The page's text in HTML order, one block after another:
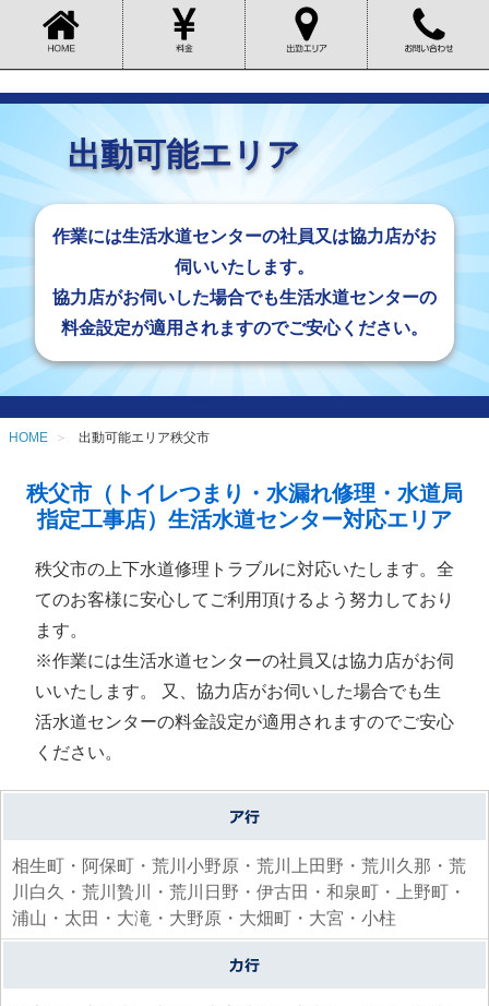
出動可能エリア
作業には生活水道センターの社員又は協力店がお
伺いいたします。
協力店がお伺いした場合でも生活水道センターの
料金設定が適用されますのでご安心ください。
HOME 出動可能エリア秩父市
秩父市（トイレつまり・水漏れ修理・水道局
指定工事店）生活水道センター対応エリア
秩父市の上下水道修理トラブルに対応いたします。全
てのお客様に安心してご利用頂けるよう努力しており
ます。
※作業には生活水道センターの社員又は協力店がお伺
いいたします。 又、協力店がお伺いした場合でも生
活水道センターの料金設定が適用されますのでご安心
ください。
相生町・阿保町・荒川小野原・荒川上田野・荒川久那・荒
川白久・荒川贄川・荒川日野・伊古田・和泉町・上野町・
浦山・太田・大滝・大野原・大畑町・大宮・小柱